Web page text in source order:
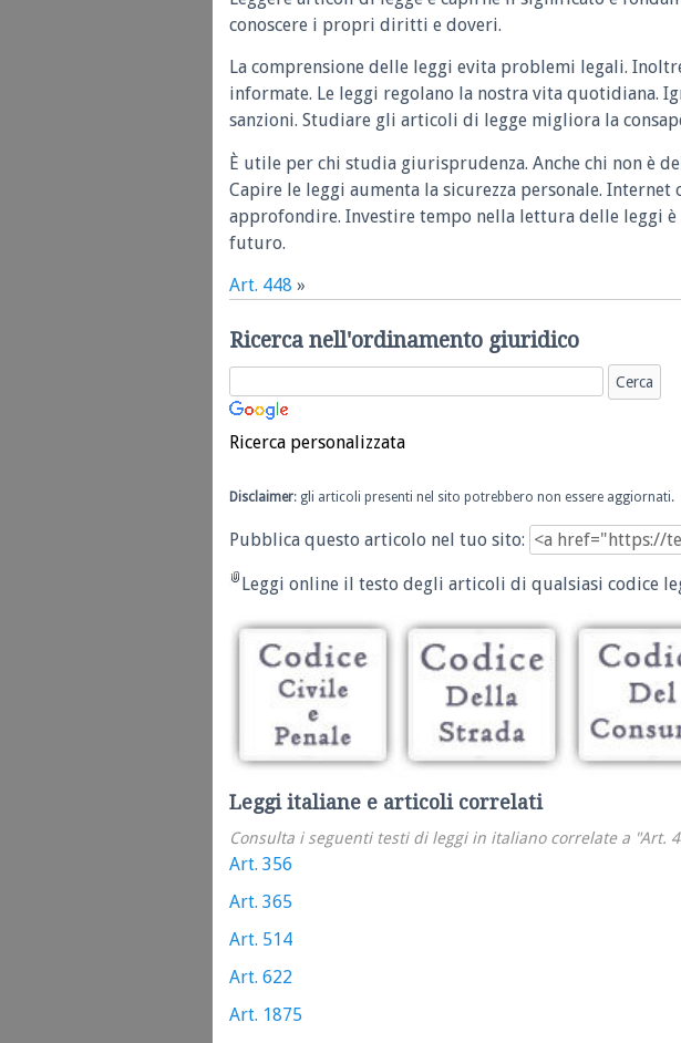
conoscere i propri diritti e doveri.
La comprensione delle leggi evita problemi legali.
informate. Le leggi regolano la nostra vita quotidiana.
sanzioni. Studiare gli articoli di legge migliora la
È utile per chi studia giurisprudenza. Anche chi non è
Capire le leggi aumenta la sicurezza personale.
approfondire. Investire tempo nella lettura delle leggi
futuro.
Art. 448 »
Ricerca nell'ordinamento giuridico
Ricerca personalizzata
Disclaimer: gli articoli presenti nel sito potrebbero non essere aggiornati.
Pubblica questo articolo nel tuo sito:
Leggi online il testo degli articoli di qualsiasi codice
Leggi italiane e articoli correlati
Consulta i seguenti testi di leggi in italiano correlate a "Art.
Art. 356
Art. 365
Art. 514
Art. 622
Art. 1875